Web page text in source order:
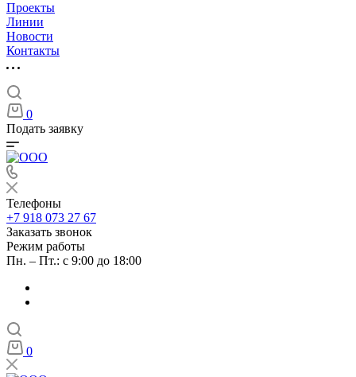
Проекты
Линии
Новости
Контакты
0
Подать заявку
Телефоны
+7 918 073 27 67
Заказать звонок
Режим работы
Пн. – Пт.: с 9:00 до 18:00
0